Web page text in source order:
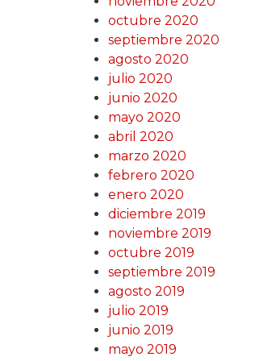
octubre 2020
septiembre 2020
agosto 2020
julio 2020
junio 2020
mayo 2020
abril 2020
marzo 2020
febrero 2020
enero 2020
diciembre 2019
noviembre 2019
octubre 2019
septiembre 2019
agosto 2019
julio 2019
junio 2019
mayo 2019